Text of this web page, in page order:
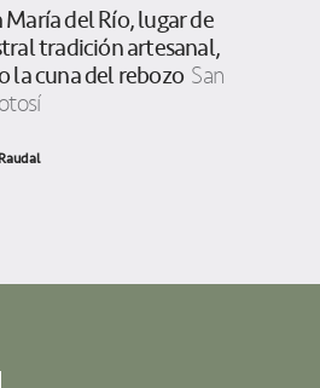
María del Río, lugar de
tradición artesanal,
la cuna del rebozo San